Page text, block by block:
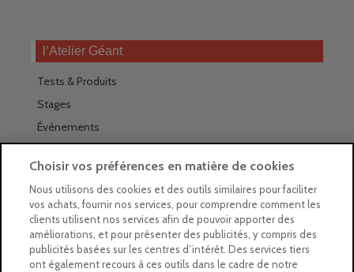
l’Atelier Géant
Tests & Produits
Stages
Évènements
Trouver nos magasins
La newsletter des magasins
Feuilleter le Guide
Choisir vos préférences en matière de cookies
Nous utilisons des cookies et des outils similaires pour faciliter
vos achats, fournir nos services, pour comprendre comment les
clients utilisent nos services afin de pouvoir apporter des
améliorations, et pour présenter des publicités, y compris des
publicités basées sur les centres d’intérêt. Des services tiers
ont également recours à ces outils dans le cadre de notre